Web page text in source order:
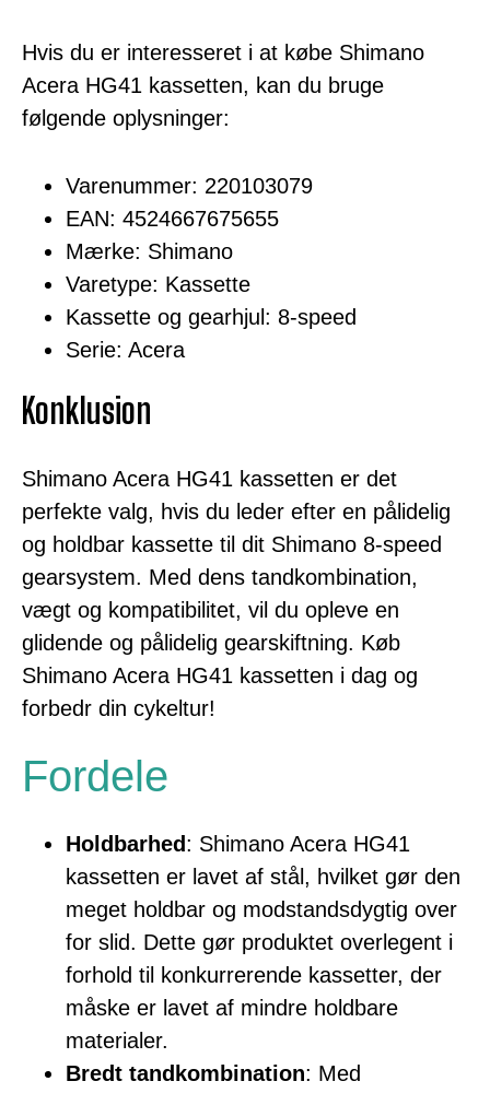
Hvis du er interesseret i at købe Shimano
Acera HG41 kassetten, kan du bruge
følgende oplysninger:
Varenummer: 220103079
EAN: 4524667675655
Mærke: Shimano
Varetype: Kassette
Kassette og gearhjul: 8-speed
Serie: Acera
Konklusion
Shimano Acera HG41 kassetten er det
perfekte valg, hvis du leder efter en pålidelig
og holdbar kassette til dit Shimano 8-speed
gearsystem. Med dens tandkombination,
vægt og kompatibilitet, vil du opleve en
glidende og pålidelig gearskiftning. Køb
Shimano Acera HG41 kassetten i dag og
forbedr din cykeltur!
Fordele
Holdbarhed: Shimano Acera HG41
kassetten er lavet af stål, hvilket gør den
meget holdbar og modstandsdygtig over
for slid. Dette gør produktet overlegent i
forhold til konkurrerende kassetter, der
måske er lavet af mindre holdbare
materialer.
Bredt tandkombination: Med